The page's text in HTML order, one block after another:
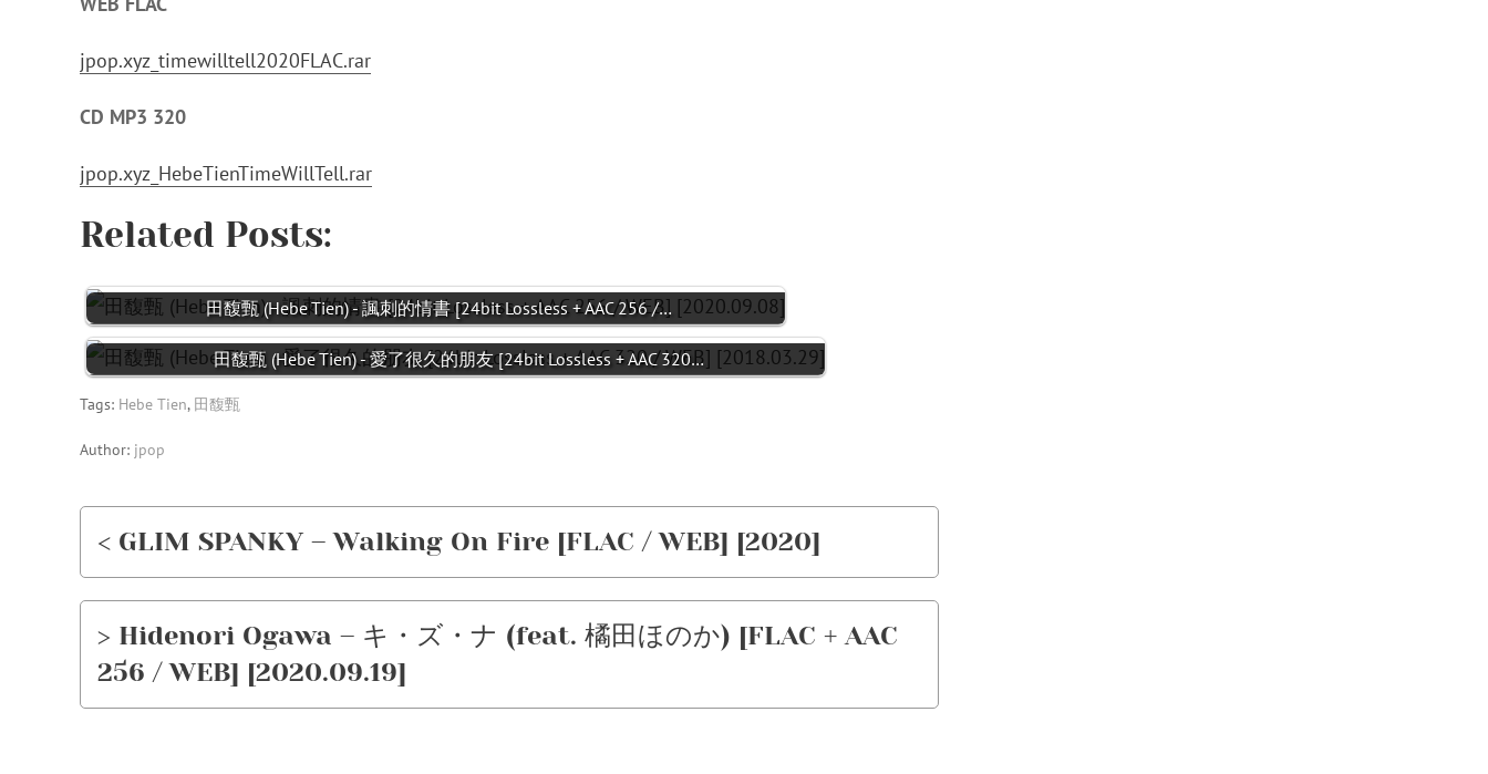
jpop.xyz_timewilltell2020FLAC.rar
CD MP3 320
jpop.xyz_HebeTienTimeWillTell.rar
Related Posts:
田馥甄 (Hebe Tien) - 諷刺的情書 [24bit Lossless + AAC 256 /…
田馥甄 (Hebe Tien) - 愛了很久的朋友 [24bit Lossless + AAC 320…
Tags: Hebe Tien, 田馥甄
Author: jpop
< GLIM SPANKY – Walking On Fire [FLAC / WEB] [2020]
> Hidenori Ogawa – キ・ズ・ナ (feat. 橘田ほのか) [FLAC + AAC
256 / WEB] [2020.09.19]